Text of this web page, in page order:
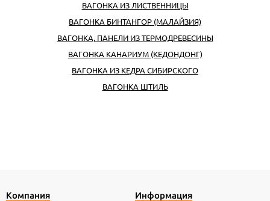
ВАГОНКА ИЗ ЛИСТВЕННИЦЫ
ВАГОНКА БИНТАНГОР (МАЛАЙЗИЯ)
ВАГОНКА, ПАНЕЛИ ИЗ ТЕРМОДРЕВЕСИНЫ
ВАГОНКА КАНАРИУМ (КЕДОНДОНГ)
ВАГОНКА ИЗ КЕДРА СИБИРСКОГО
ВАГОНКА ШТИЛЬ
Компания Информация